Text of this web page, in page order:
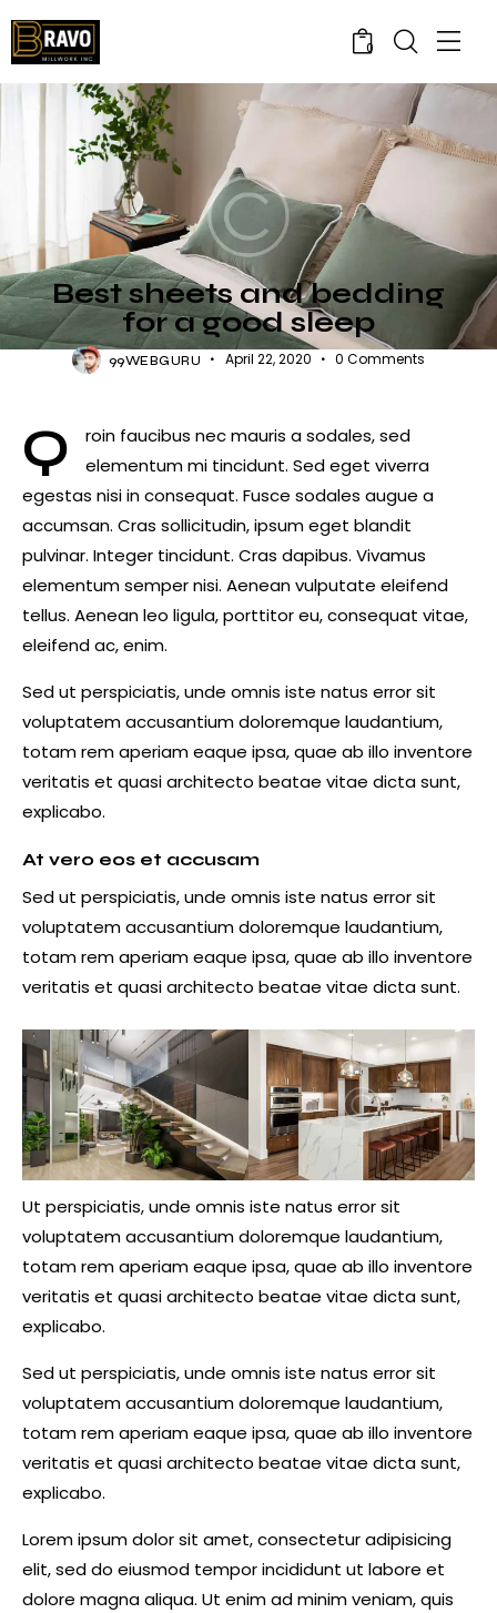
0
DECOR
Best sheets and bedding
for a good sleep
99WEBGURU April 22, 2020 0 Comments
Q
roin faucibus nec mauris a sodales, sed
elementum mi tincidunt. Sed eget viverra
egestas nisi in consequat. Fusce sodales augue a
accumsan. Cras sollicitudin, ipsum eget blandit
pulvinar. Integer tincidunt. Cras dapibus. Vivamus
elementum semper nisi. Aenean vulputate eleifend
tellus. Aenean leo ligula, porttitor eu, consequat vitae,
eleifend ac, enim.
Sed ut perspiciatis, unde omnis iste natus error sit
voluptatem accusantium doloremque laudantium,
totam rem aperiam eaque ipsa, quae ab illo inventore
veritatis et quasi architecto beatae vitae dicta sunt,
explicabo.
At vero eos et accusam
Sed ut perspiciatis, unde omnis iste natus error sit
voluptatem accusantium doloremque laudantium,
totam rem aperiam eaque ipsa, quae ab illo inventore
veritatis et quasi architecto beatae vitae dicta sunt.
Ut perspiciatis, unde omnis iste natus error sit
voluptatem accusantium doloremque laudantium,
totam rem aperiam eaque ipsa, quae ab illo inventore
veritatis et quasi architecto beatae vitae dicta sunt,
explicabo.
Sed ut perspiciatis, unde omnis iste natus error sit
voluptatem accusantium doloremque laudantium,
totam rem aperiam eaque ipsa, quae ab illo inventore
veritatis et quasi architecto beatae vitae dicta sunt,
explicabo.
Lorem ipsum dolor sit amet, consectetur adipisicing
elit, sed do eiusmod tempor incididunt ut labore et
dolore magna aliqua. Ut enim ad minim veniam, quis